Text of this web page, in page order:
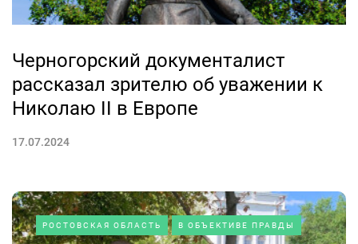
Черногорский документалист
рассказал зрителю об уважении к
Николаю II в Европе
17.07.2024
РОСТОВСКАЯ ОБЛАСТЬ В ОБЪЕКТИВЕ ПРАВДЫ